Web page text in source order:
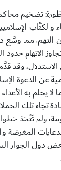
تضخيم
التهم، مما وسَّع
الاتهام حدود
وقد
عن الدعوة
لا يحلم به
تجاه تلك
ولم تُتَّخذ
دول الجوار